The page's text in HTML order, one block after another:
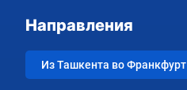
Направления
Из Ташкента во Франкфурт